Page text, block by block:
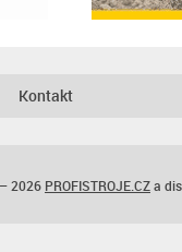
Kontakt
2026 PROFISTROJE.CZa